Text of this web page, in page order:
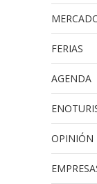
FERIAS
AGENDA
OPINIÓN